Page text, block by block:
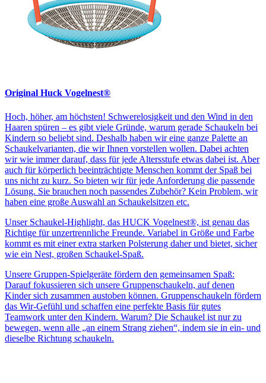
Original Huck Vogelnest®
Hoch, höher, am höchsten! Schwerelosigkeit und den Wind in den
Haaren spüren – es gibt viele Gründe, warum gerade Schaukeln bei
Kindern so beliebt sind. Deshalb haben wir eine ganze Palette an
Schaukelvarianten, die wir Ihnen vorstellen wollen. Dabei achten
wir wie immer darauf, dass für jede Altersstufe etwas dabei ist. Aber
auch für körperlich beeinträchtigte Menschen kommt der Spaß bei
uns nicht zu kurz. So bieten wir für jede Anforderung die passende
Lösung. Sie brauchen noch passendes Zubehör? Kein Problem, wir
haben eine große Auswahl an Schaukelsitzen etc.
Unser Schaukel-Highlight, das HUCK Vogelnest®, ist genau das
Richtige für unzertrennliche Freunde. Variabel in Größe und Farbe
kommt es mit einer extra starken Polsterung daher und bietet, sicher
wie ein Nest, großen Schaukel-Spaß.
Unsere Gruppen-Spielgeräte fördern den gemeinsamen Spaß:
Darauf fokussieren sich unsere Gruppenschaukeln, auf denen
Kinder sich zusammen austoben können. Gruppenschaukeln fördern
das Wir-Gefühl und schaffen eine perfekte Basis für gutes
Teamwork unter den Kindern. Warum? Die Schaukel ist nur zu
bewegen, wenn alle „an einem Strang ziehen“, indem sie in ein- und
dieselbe Richtung schaukeln.